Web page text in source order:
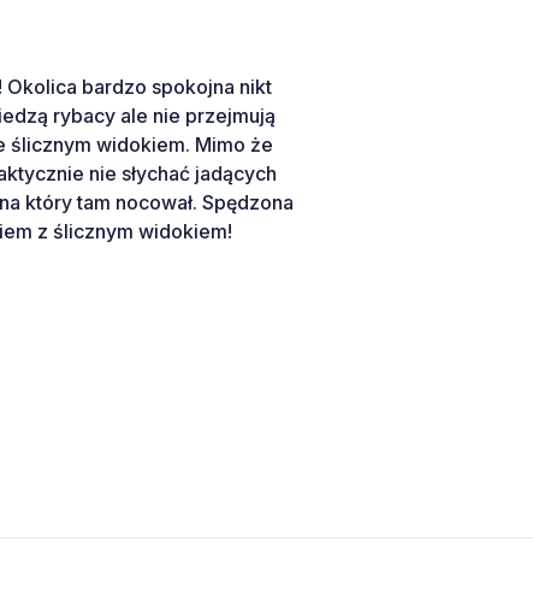
Okolica bardzo spokojna nikt
rybacy ale nie przejmują
ślicznym widokiem. Mimo że
nie słychać jadących
który tam nocował. Spędzona
z ślicznym widokiem!